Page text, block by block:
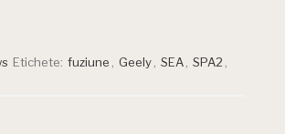
Etichete: fuziune Geely SEA SPA2